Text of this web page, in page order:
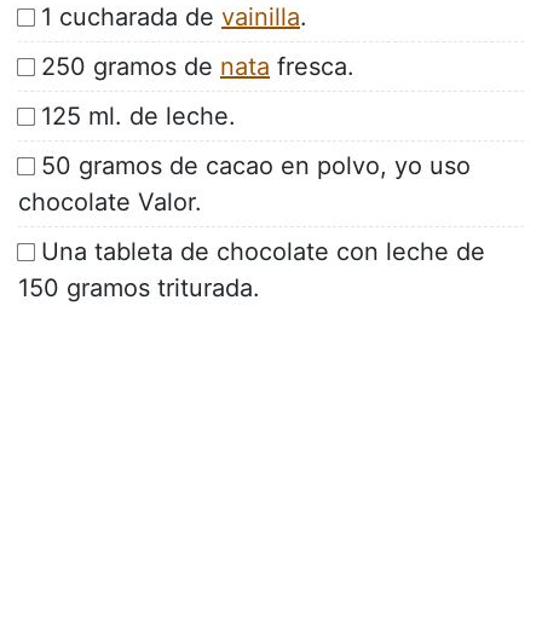
1 cucharada de vainilla.
250 gramos de nata fresca.
125 ml. de leche.
50 gramos de cacao en polvo, yo uso
chocolate Valor.
Una tableta de chocolate con leche de
150 gramos triturada.